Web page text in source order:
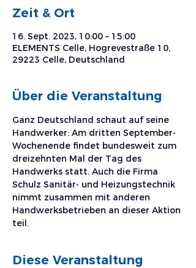
Zeit & Ort
16. Sept. 2023, 10:00 – 15:00
ELEMENTS Celle, Hogrevestraße 10,
29223 Celle, Deutschland
Über die Veranstaltung
Ganz Deutschland schaut auf seine
Handwerker: Am dritten September-
Wochenende findet bundesweit zum
dreizehnten Mal der Tag des
Handwerks statt. Auch die Firma
Schulz Sanitär- und Heizungstechnik
nimmt zusammen mit anderen
Handwerksbetrieben an dieser Aktion
teil.
Diese Veranstaltung